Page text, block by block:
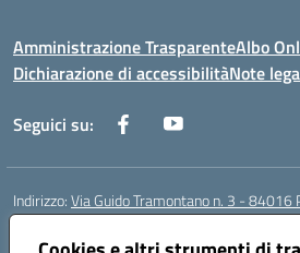
Amministrazione TrasparenteAlbo
Dichiarazione di accessibilitàNote
Seguici su:
Indirizzo:Via Guido Tramontano n. 3 - 84016
Centralino:
Posta elettronica certificata (PEC):